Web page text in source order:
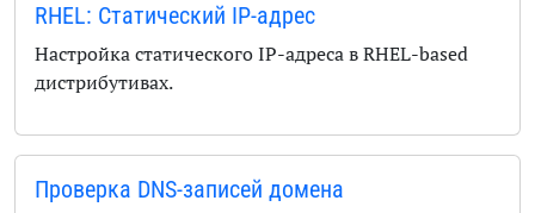
RHEL: Статический IP-адрес
Настройка статического IP-адреса в RHEL-based
дистрибутивах.
Проверка DNS-записей домена